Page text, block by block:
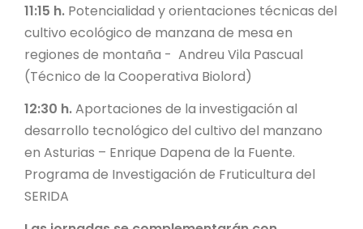
11:15 h. Potencialidad y orientaciones técnicas del
cultivo ecológico de manzana de mesa en
regiones de montaña - Andreu Vila Pascual
(Técnico de la Cooperativa Biolord)
12:30 h.Aportaciones de la investigación al
desarrollo tecnológico del cultivo del manzano
en Asturias – Enrique Dapena de la Fuente.
Programa de Investigación de Fruticultura del
SERIDA